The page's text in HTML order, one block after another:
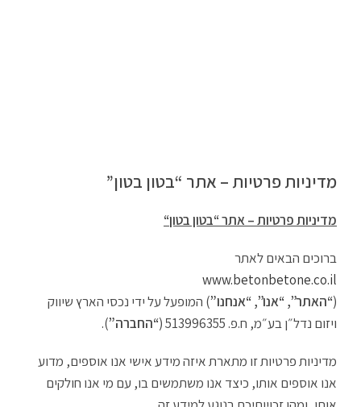
מדיניות פרטיות – אתר “בטון בטון”
מדיניות פרטיות – אתר “בטון בטון“
ברוכים הבאים לאתר
www.betonbetone.co.il
(“האתר”, “אנו”, “אנחנו”) המופעל על ידי נכסי הארץ שיווק
ויזום נדל״ן בע״מ, ח.פ. 513996355 (
“החברה”).
מדיניות פרטיות זו מתארת איזה מידע אישי אנו אוספים, מדוע
אנו אוספים אותו, כיצד אנו משתמשים בו, עם מי אנו חולקים